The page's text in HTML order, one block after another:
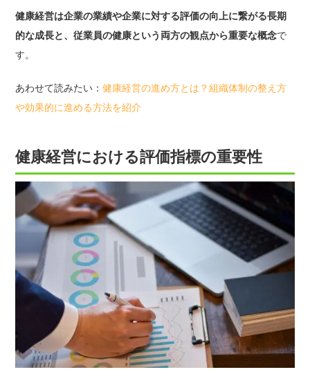
健康経営は企業の業績や企業に対する評価の向上に繋がる長期
的な成長と、従業員の健康という両方の観点から重要な概念で
す。
あわせて読みたい：健康経営の進め方とは？組織体制の整え方
や効果的に進める方法を紹介
健康経営における評価指標の重要性